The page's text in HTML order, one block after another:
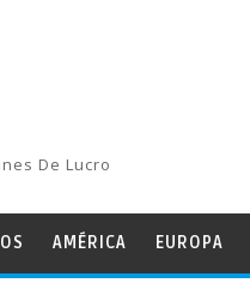
De Lucro
AMÉRICA EUROPA